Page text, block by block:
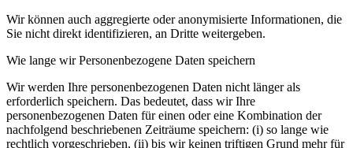
Wir können auch aggregierte oder anonymisierte Informationen, die
Sie nicht direkt identifizieren, an Dritte weitergeben.
Wie lange wir Personenbezogene Daten speichern
Wir werden Ihre personenbezogenen Daten nicht länger als
erforderlich speichern. Das bedeutet, dass wir Ihre
personenbezogenen Daten für einen oder eine Kombination der
nachfolgend beschriebenen Zeiträume speichern: (i) so lange wie
rechtlich vorgeschrieben, (ii) bis wir keinen triftigen Grund mehr für